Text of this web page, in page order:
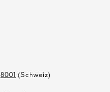
8001
(Schweiz)